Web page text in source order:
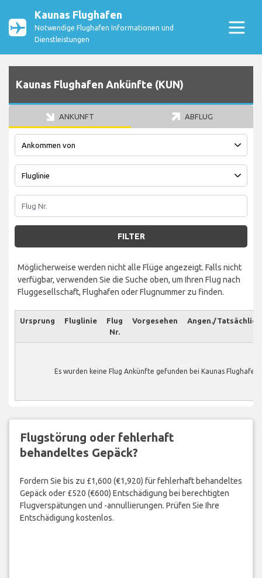
Kaunas Flughafen
Notwendige Flughafen Informationen und
Dienstleistungen
Kaunas Flughafen Ankünfte (KUN)
ANKUNFT ABFLUG
FILTER
Möglicherweise werden nicht alle Flüge angezeigt. Falls nicht
verfügbar, verwenden Sie die Suche oben, um Ihren Flug nach
Fluggesellschaft, Flughafen oder Flugnummer zu finden.
Ursprung Fluglinie
Flug
Nr.
Vorgesehen Angen./Tatsächlich
Es wurden keine Flug Ankünfte gefunden bei Kaunas Flughafen.
Flugstörung oder fehlerhaft
behandeltes Gepäck?
Fordern Sie bis zu £1,600 (€1,920) für fehlerhaft behandeltes
Gepäck oder £520 (€600) Entschädigung bei berechtigten
Flugverspätungen und -annullierungen. Prüfen Sie Ihre
Entschädigung kostenlos.